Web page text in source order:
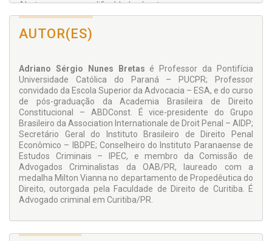
Alerta-nos para a dificuldade dos temas, mas, ao mesmo
tempo, busca facilitar o entendimento aos leitores. Parabéns
ao autor, tanto pelo seu arcabouço teórico, como por assumir
posturas comprometidas com o ideal de um Estado
melhores trabalhos brasileiros sobre o tema”.
Trechos do prefácio de FÁBIO DA SILVA BOZZA
AUTOR(ES)
Adriano Sérgio Nunes Bretas é Professor da Pontifícia
Universidade Católica do Paraná – PUCPR; Professor
convidado da Escola Superior da Advocacia – ESA, e do curso
de pós-graduação da Academia Brasileira de Direito
Constitucional – ABDConst. É vice-presidente do Grupo
Brasileiro da Association Internationale de Droit Penal – AIDP;
Secretário Geral do Instituto Brasileiro de Direito Penal
Econômico – IBDPE; Conselheiro do Instituto Paranaense de
Estudos Criminais – IPEC, e membro da Comissão de
Advogados Criminalistas da OAB/PR, laureado com a
medalha Milton Vianna no departamento de Propedêutica do
Direito, outorgada pela Faculdade de Direito de Curitiba. É
Advogado criminal em Curitiba/PR.